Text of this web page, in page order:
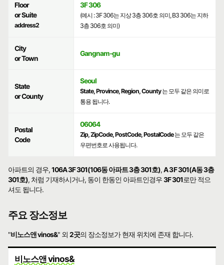
Floor
or Suite
address2
3F 306
(예시 : 3F 306는 지상 3층 306호 의미, B3 306는 지하
3층 306호 의미)
City
or Town
Gangnam-gu
State
or County
Seoul
State, Province, Region, County는 모두 같은 의미로
통용 됩니다.
Postal
Code
06064
Zip, ZipCode, PostCode, PostalCode는 모두 같은
우편번호로 사용됩니다.
아파트의 경우,106A 3F 301(106동 아파트 3층 301호),A 3F 301(A동 3층
301호), 처럼 기재하시거나, 동이 한동인 아파트인경우3F 301로만 적으
셔도 됩니다.
주요 장소정보
"비노스앤 vinos&" 외2곳의 장소정보가 현재 위치에 존재 합니다.
비노스앤 vinos&